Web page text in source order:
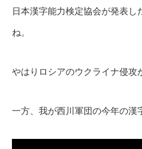
日本漢字能力検定協会が発表し
ね。
やはりロシアのウクライナ侵攻
一方、我が西川軍団の今年の漢